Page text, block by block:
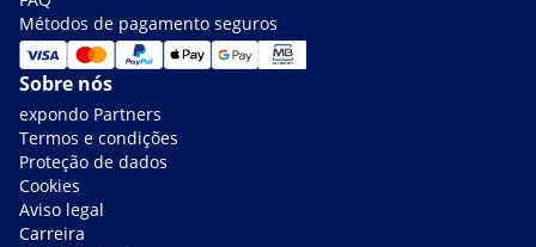
Métodos de pagamento seguros
Sobre nós
expondo Partners
Termos e condições
Proteção de dados
Cookies
Aviso legal
Carreira